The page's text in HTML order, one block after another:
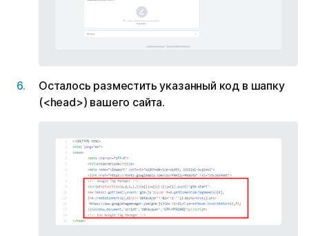
Осталось разместить указанный код в шапку
(<head>) вашего сайта.